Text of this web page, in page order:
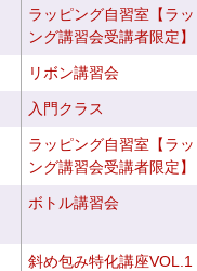
ラッピング自習室【ラ
ング講習会受講者限定】
リボン講習会
入門クラス
ラッピング自習室【ラ
ング講習会受講者限定】
ボトル講習会
斜め包み特化講座VOL.1